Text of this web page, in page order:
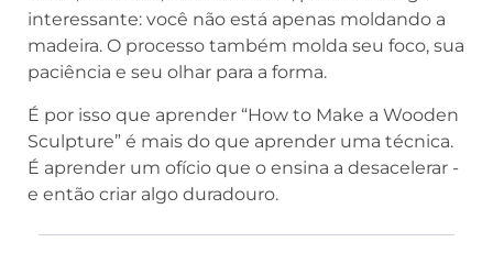
interessante: você não está apenas moldando a
madeira. O processo também molda seu foco, sua
paciência e seu olhar para a forma.
É por isso que aprender “How to Make a Wooden
Sculpture” é mais do que aprender uma técnica.
É aprender um ofício que o ensina a desacelerar -
e então criar algo duradouro.